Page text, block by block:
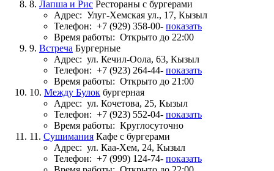
8. Лапша и Рис Рестораны с бургерами
Адрес: Улуг-Хемская ул., 17, Кызыл
Телефон: +7 (929) 358-00- показать
Время работы: Открыто до 22:00
9. Встреча Бургерные
Адрес: ул. Кечил-Оола, 63, Кызыл
Телефон: +7 (923) 264-44- показать
Время работы: Открыто до 21:00
10. Между Булок бургерная
Адрес: ул. Кочетова, 25, Кызыл
Телефон: +7 (923) 552-04- показать
Время работы: Круглосуточно
11. Сушимания Кафе с бургерами
Адрес: ул. Каа-Хем, 24, Кызыл
Телефон: +7 (999) 124-74- показать